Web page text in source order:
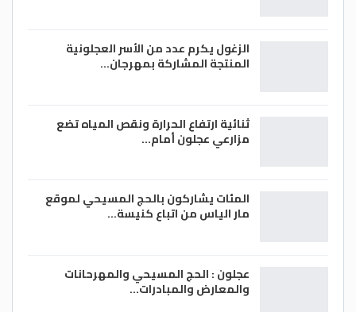
الزغول يكرم عدد من الأسر العجلونية
المنتجة المشاركة بمهرجان…
ثنائية ارتفاع الحرارة ونقص المياه تضع
مزارعي عجلون أمام…
المئات يشاركون بالحج المسيحي لموقع
مار الياس من اتباع كنيسة…
عجلون : الحج المسيحي والمهرحانات
والمعارض والمبادرات…